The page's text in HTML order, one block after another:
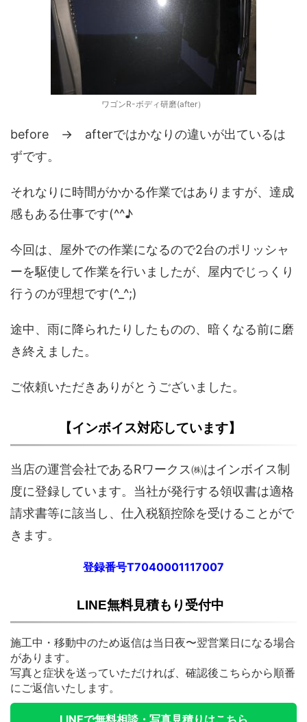
ワゴンR-ボディ研磨(after）
before → afterではかなりの違いが出ているは
ずです。
それなりに時間がかかる作業ではありますが、達成
感もある仕事です(^^♪
今回は、屋外での作業になるので2台のポリッシャ
ーを駆使して作業を行いましたが、屋内でじっくり
行うのが理想です(^_^;)
途中、雨に降られたりしたものの、暗くなる前に磨
き終えました。
ご依頼いただきありがとうございました。
【インボイス対応しています】
当店の運営会社であるRワークス㈱はインボイス制
度に登録しています。当社が発行する領収書は適格
請求書等に該当し、仕入税額控除を受けることがで
きます。
登録番号T7040001117007
LINE無料見積もり受付中
施工中・移動中のため返信は当日夜〜翌営業日になる場合
があります。
写真と症状を送っていただければ、確認後こちらから順番
にご返信いたします。
LINEで無料相談・写真見積りはこちら